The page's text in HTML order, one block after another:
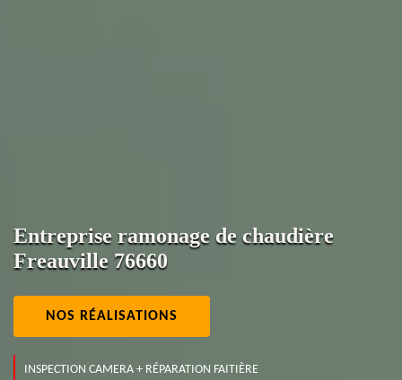
Entreprise ramonage de chaudière
Freauville 76660
NOS RÉALISATIONS
INSPECTION CAMERA + RÉPARATION FAITIÈRE